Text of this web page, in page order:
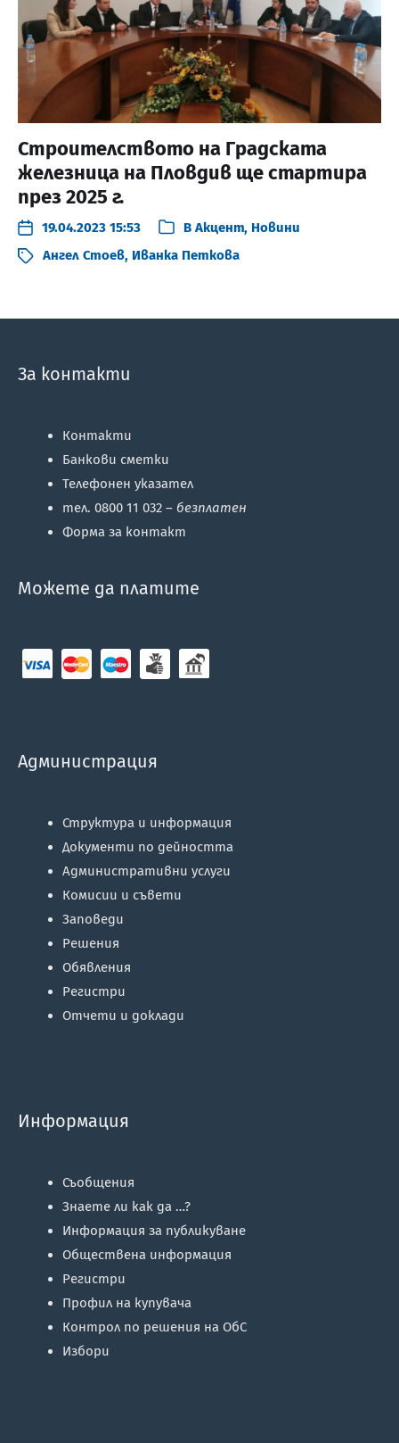
Строителството на Градската
железница на Пловдив ще стартира
през 2025 г.
19.04.2023 15:53 В Акцент, Новини
Ангел Стоев, Иванка Петкова
За контакти
Контакти
Банкови сметки
Телефонен указател
тел. 0800 11 032 – безплатен
Форма за контакт
Можете да платите
Администрация
Структура и информация
Документи по дейността
Административни услуги
Комисии и съвети
Заповеди
Решения
Обявления
Регистри
Отчети и доклади
Информация
Съобщения
Знаете ли как да …?
Информация за публикуване
Обществена информация
Регистри
Профил на купувача
Контрол по решения на ОбС
Избори